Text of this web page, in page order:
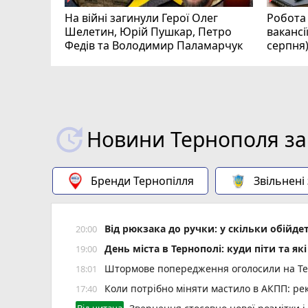
На війні загинули Герої Олег
Шелетин, Юрій Пушкар, Петро
Федів та Володимир Паламарчук
Робота
серпня)
Новини Тернополя за
Бренди Тернопілля
20:00 Від рюкзака до ручки: у скільки
19:00 День міста в Тернополі: куди піти та
18:01 Штормове попередження оголосили на
17:40 Коли потрібно міняти мастило в АКПП: